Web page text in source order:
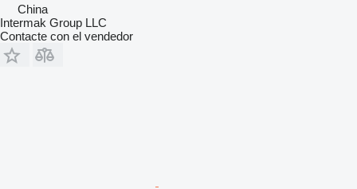
China
Intermak Group LLC
Contacte con el vendedor